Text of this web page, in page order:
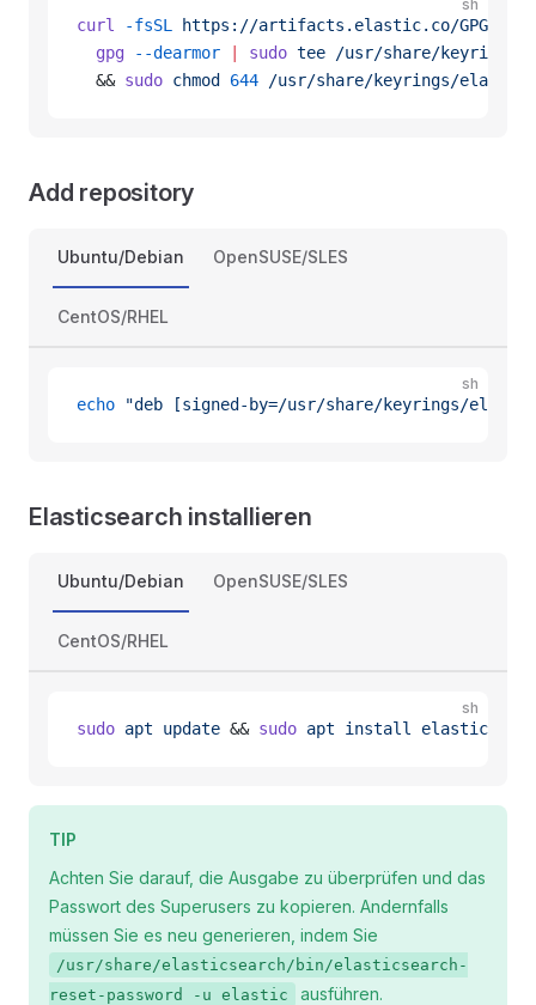
sh
curl -fsSL
https://artifacts.elastic.co/GPG-
  gpg
--dearmor sudo tee /usr/share/keyrings/
  &&
sudo chmod 644 /usr/share/keyrings/
Add repository
Ubuntu/Debian OpenSUSE/SLES
CentOS/RHEL
sh
echo "deb [signed-by=/usr/share/keyrings/
Elasticsearch installieren
Ubuntu/Debian OpenSUSE/SLES
CentOS/RHEL
sh
sudo apt update && sudo apt install
TIP
Achten Sie darauf, die Ausgabe zu überprüfen und das
Passwort des Superusers zu kopieren. Andernfalls
müssen Sie es neu generieren, indem Sie
/usr/share/elasticsearch/bin/elasticsearch-
reset-password -u elastic
ausführen.